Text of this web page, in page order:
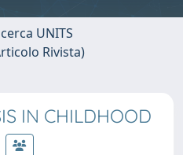
UNITS
Rivista)
IN CHILDHOOD